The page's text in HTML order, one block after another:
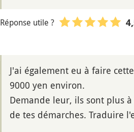
Réponse utile ?
J'ai également eu à faire
9000 yen environ.
Demande leur, ils sont plus
de tes démarches. Traduire